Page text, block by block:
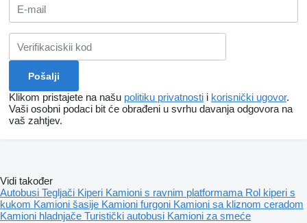
Klikom pristajete na našu politiku privatnosti i korisnički ugovor.
Vaši osobni podaci bit će obrađeni u svrhu davanja odgovora na
vaš zahtjev.
Vidi također
Autobusi Tegljači Kiperi Kamioni s ravnim platformama Rol kiperi s
kukom Kamioni šasije Kamioni furgoni Kamioni sa kliznom ceradom
Kamioni hladnjače Turistički autobusi Kamioni za smeće